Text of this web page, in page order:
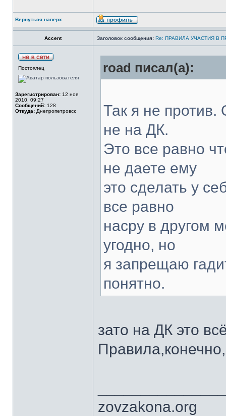
Вернуться наверх
Accent Заголовок сообщения: Re: ПРАВИЛА УЧАСТИЯ В
Постоялец
Зарегистрирован: 12 ноя
2010, 09:27
Сообщений: 128
Откуда: Днепропетровск
road писал(а):
Так я не против.
не на ДК.
Это все равно
не даете ему
это сделать у
все равно
насру в другом
угодно, но
я запрещаю
понятно.
зато на ДК это
zovzakona.org